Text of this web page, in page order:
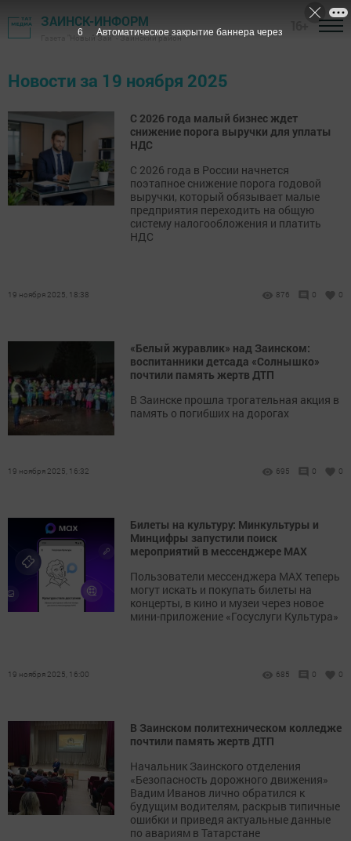
ЗАИНСК-ИНФОРМ
Газета "Новый Зай" - Заинский район
Новости за 19 ноября 2025
С 2026 года малый бизнес ждет
снижение порога выручки для уплаты
НДС
С 2026 года в России начнется
поэтапное снижение порога годовой
выручки, который обязывает малые
предприятия переходить на общую
систему налогообложения и платить
НДС
19 ноября 2025, 18:38 876 0 0
«Белый журавлик» над Заинском:
воспитанники детсада «Солнышко»
почтили память жертв ДТП
В Заинске прошла трогательная акция в
память о погибших на дорогах
19 ноября 2025, 16:32 695 0 0
Билеты на культуру: Минкультуры и
Минцифры запустили поиск
мероприятий в мессенджере MAX
Пользователи мессенджера MAX теперь
могут искать и покупать билеты на
концерты, в кино и музеи через новое
мини-приложение «Госуслуги Культура»
19 ноября 2025, 16:00 685 0 0
В Заинском политехническом колледже
почтили память жертв ДТП
Начальник Заинского отделения
«Безопасность дорожного движения»
Вадим Иванов лично обратился к
будущим водителям, раскрыв типичные
ошибки и приведя актуальные данные
по авариям в Татарстане
5 Автоматическое закрытие баннера через